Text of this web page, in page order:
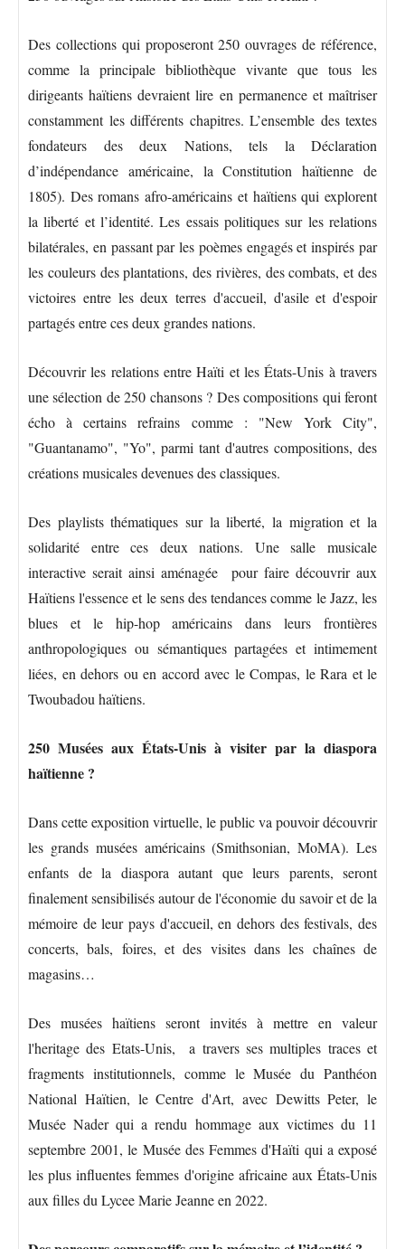
Des collections qui proposeront 250 ouvrages de référence,
comme la principale bibliothèque vivante que tous les
dirigeants haïtiens devraient lire en permanence et maîtriser
constamment les différents chapitres. L’ensemble des textes
fondateurs des deux Nations, tels la Déclaration
d’indépendance américaine, la Constitution haïtienne de
1805). Des romans afro-américains et haïtiens qui explorent
la liberté et l’identité. Les essais politiques sur les relations
bilatérales, en passant par les poèmes engagés et inspirés par
les couleurs des plantations, des rivières, des combats, et des
victoires entre les deux terres d'accueil, d'asile et d'espoir
partagés entre ces deux grandes nations.
Découvrir les relations entre Haïti et les États-Unis à travers
une sélection de 250 chansons ? Des compositions qui feront
écho à certains refrains comme : "New York City",
"Guantanamo", "Yo", parmi tant d'autres compositions, des
créations musicales devenues des classiques.
Des playlists thématiques sur la liberté, la migration et la
solidarité entre ces deux nations. Une salle musicale
interactive serait ainsi aménagée pour faire découvrir aux
Haïtiens l'essence et le sens des tendances comme le Jazz, les
blues et le hip-hop américains dans leurs frontières
anthropologiques ou sémantiques partagées et intimement
liées, en dehors ou en accord avec le Compas, le Rara et le
Twoubadou haïtiens.
250 Musées aux États-Unis à visiter par la diaspora
haïtienne ?
Dans cette exposition virtuelle, le public va pouvoir découvrir
les grands musées américains (Smithsonian, MoMA). Les
enfants de la diaspora autant que leurs parents, seront
finalement sensibilisés autour de l'économie du savoir et de la
mémoire de leur pays d'accueil, en dehors des festivals, des
concerts, bals, foires, et des visites dans les chaînes de
magasins…
Des musées haïtiens seront invités à mettre en valeur
l'heritage des Etats-Unis, a travers ses multiples traces et
fragments institutionnels, comme le Musée du Panthéon
National Haïtien, le Centre d'Art, avec Dewitts Peter, le
Musée Nader qui a rendu hommage aux victimes du 11
septembre 2001, le Musée des Femmes d'Haïti qui a exposé
les plus influentes femmes d'origine africaine aux États-Unis
aux filles du Lycee Marie Jeanne en 2022.